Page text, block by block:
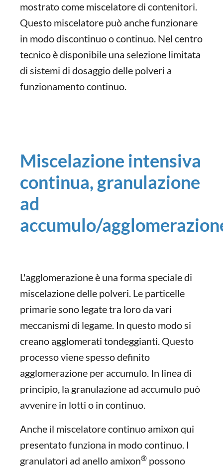
mostrato come miscelatore di contenitori.
Questo miscelatore può anche funzionare
in modo discontinuo o continuo. Nel centro
tecnico è disponibile una selezione limitata
di sistemi di dosaggio delle polveri a
funzionamento continuo.
Miscelazione intensiva
continua, granulazione
ad
accumulo/
L'agglomerazione è una forma speciale di
miscelazione delle polveri. Le particelle
primarie sono legate tra loro da vari
meccanismi di legame. In questo modo si
creano agglomerati tondeggianti. Questo
processo viene spesso definito
agglomerazione per accumulo. In linea di
principio, la granulazione ad accumulo può
avvenire in lotti o in continuo.
Anche il miscelatore continuo amixon qui
presentato funziona in modo continuo. I
granulatori ad anello amixon® possono